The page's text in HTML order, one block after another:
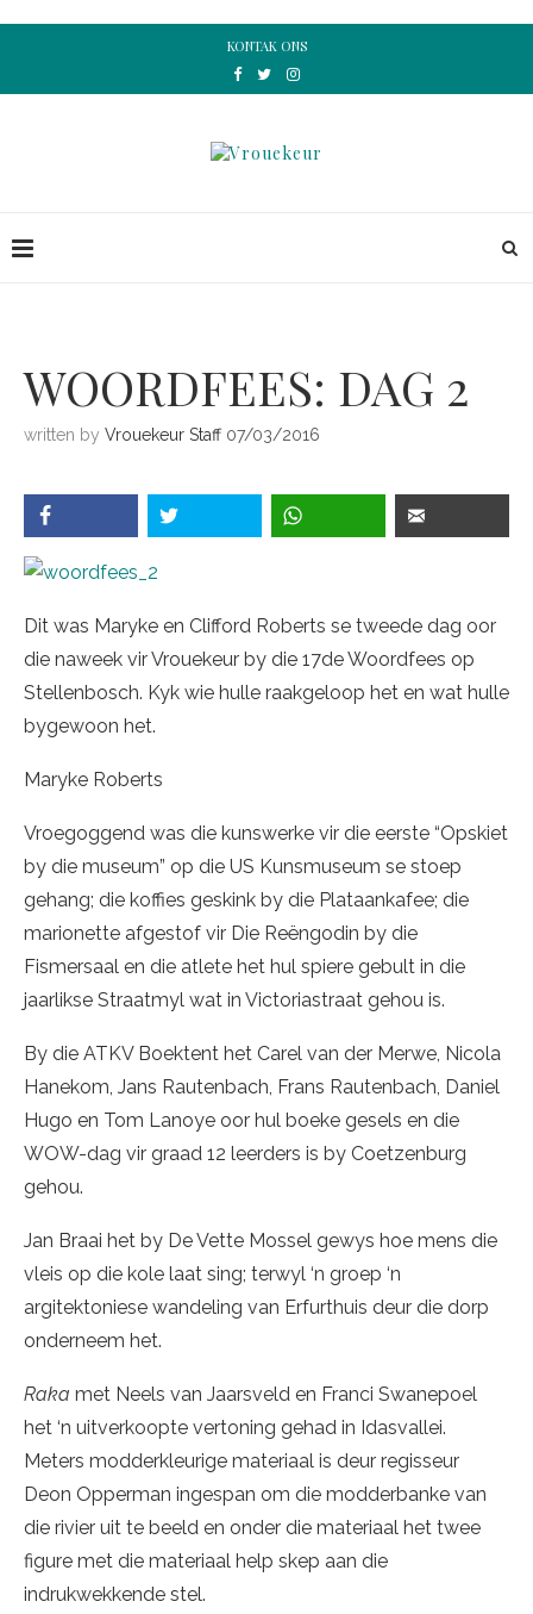
KONTAK ONS
WOORDFEES: DAG 2
written by Vrouekeur Staff 07/03/2016
Dit was Maryke en Clifford Roberts se tweede dag oor
die naweek vir Vrouekeur by die 17de Woordfees op
Stellenbosch. Kyk wie hulle raakgeloop het en wat hulle
bygewoon het.
Maryke Roberts
Vroegoggend was die kunswerke vir die eerste “Opskiet
by die museum” op die US Kunsmuseum se stoep
gehang; die koffies geskink by die Plataankafee; die
marionette afgestof vir Die Reëngodin by die
Fismersaal en die atlete het hul spiere gebult in die
jaarlikse Straatmyl wat in Victoriastraat gehou is.
By die ATKV Boektent het Carel van der Merwe, Nicola
Hanekom, Jans Rautenbach, Frans Rautenbach, Daniel
Hugo en Tom Lanoye oor hul boeke gesels en die
WOW-dag vir graad 12 leerders is by Coetzenburg
gehou.
Jan Braai het by De Vette Mossel gewys hoe mens die
vleis op die kole laat sing; terwyl ‘n groep ‘n
argitektoniese wandeling van Erfurthuis deur die dorp
onderneem het.
Raka met Neels van Jaarsveld en Franci Swanepoel
het ‘n uitverkoopte vertoning gehad in Idasvallei.
Meters modderkleurige materiaal is deur regisseur
Deon Opperman ingespan om die modderbanke van
die rivier uit te beeld en onder die materiaal het twee
figure met die materiaal help skep aan die
indrukwekkende stel.